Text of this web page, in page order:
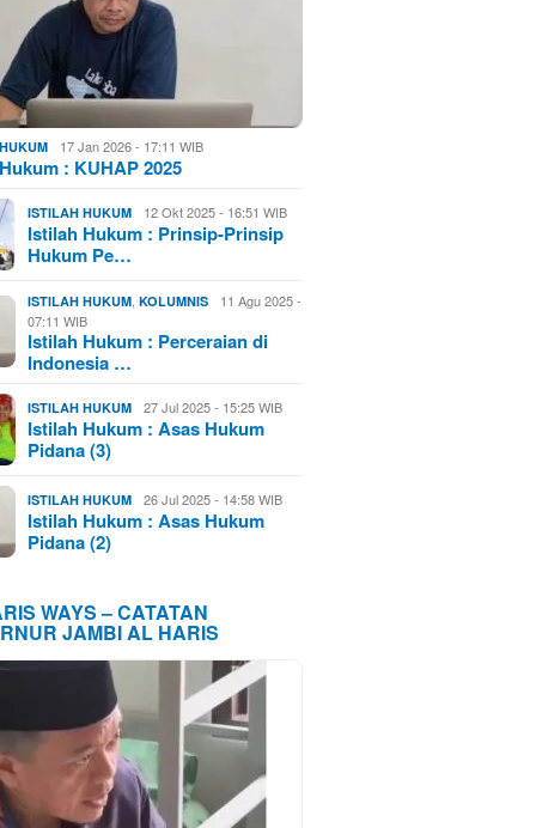
17 Jan 2026 - 17:11 WIB
: KUHAP 2025
ISTILAH HUKUM 12 Okt 2025 - 16:51 WIB
Istilah Hukum : Prinsip-Prinsip
Hukum Pe…
ISTILAH HUKUM ,KOLUMNIS
11 Agu 2025 -
07:11 WIB
Istilah Hukum : Perceraian di
Indonesia …
ISTILAH HUKUM 27 Jul 2025 - 15:25 WIB
Istilah Hukum : Asas Hukum
Pidana (3)
ISTILAH HUKUM 26 Jul 2025 - 14:58 WIB
Istilah Hukum : Asas Hukum
Pidana (2)
WAYS – CATATAN
JAMBI AL HARIS